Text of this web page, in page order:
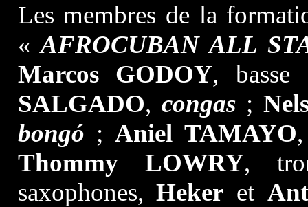
Les membres de la
«AFROCUBAN ALL
Marcos GODOY,
SALGADO, congas;
bongó ;Aniel TAMAYO
Thommy LOWRY,
saxophones,Heker et